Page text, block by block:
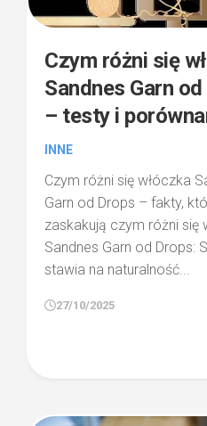
Czym różni się
Sandnes Garn
– testy i
INNE
Czym różni się włóczka
Garn od Drops – fakty,
zaskakują czym różni się
Sandnes Garn od Drops:
stawia na naturalność...
27/10/2025